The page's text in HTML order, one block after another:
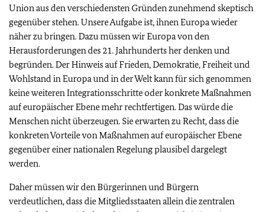
Union aus den verschiedensten Gründen zunehmend skeptisch
gegenüber stehen. Unsere Aufgabe ist, ihnen Europa wieder
näher zu bringen. Dazu müssen wir Europa von den
Herausforderungen des 21. Jahrhunderts her denken und
begründen. Der Hinweis auf Frieden, Demokratie, Freiheit und
Wohlstand in Europa und in der Welt kann für sich genommen
keine weiteren Integrationsschritte oder konkrete Maßnahmen
auf europäischer Ebene mehr rechtfertigen. Das würde die
Menschen nicht überzeugen. Sie erwarten zu Recht, dass die
konkreten Vorteile von Maßnahmen auf europäischer Ebene
gegenüber einer nationalen Regelung plausibel dargelegt
werden.
Daher müssen wir den Bürgerinnen und Bürgern
verdeutlichen, dass die Mitgliedsstaaten allein die zentralen